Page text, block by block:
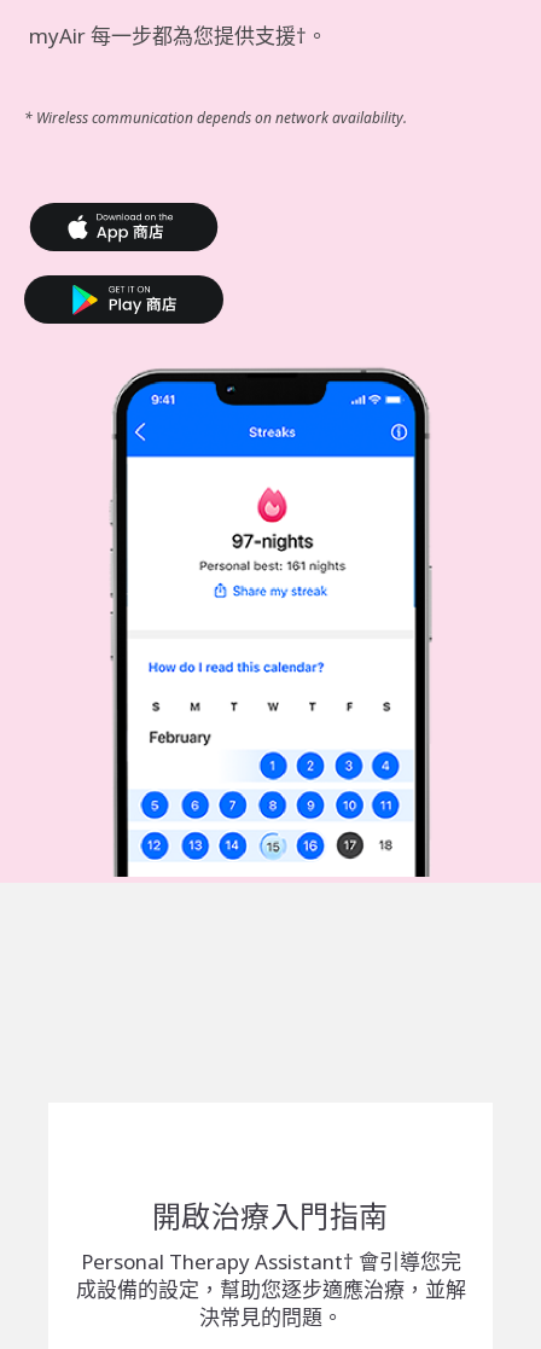
myAir 每一步都為您提供支援†。
* Wireless communication depends on network availability.
開啟治療入門指南
Personal Therapy Assistant† 會引導您完
成設備的設定，幫助您逐步適應治療，並解
決常見的問題。